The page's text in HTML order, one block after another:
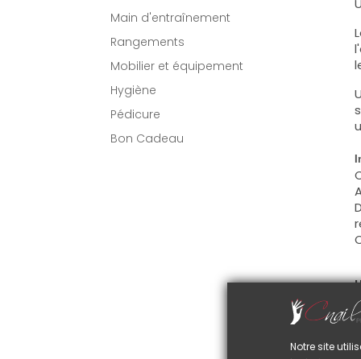
Main d'entraînement
Rangements
Mobilier et équipement
Hygiène
Pédicure
Bon Cadeau
Notre site